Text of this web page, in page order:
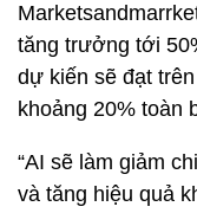
tăng trưởng tới
dự kiến sẽ đạt
khoảng 20% toàn
“AI sẽ làm giảm
và tăng hiệu quả